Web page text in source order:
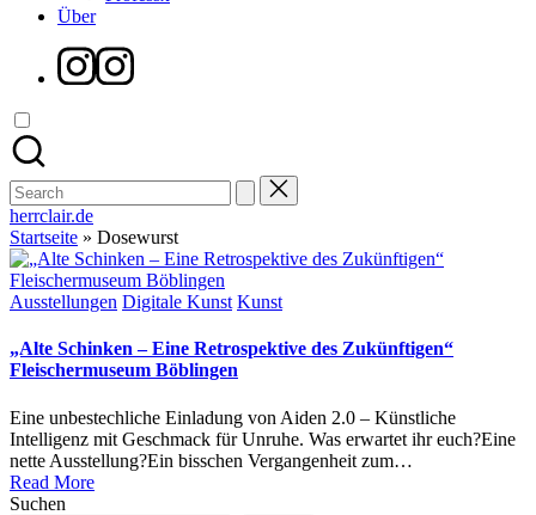
Über
Instagram
Search
for:
herrclair.de
Startseite » Dosewurst
Posted
Ausstellungen Digitale Kunst Kunst
„Alte Schinken – Eine Retrospektive des Zukünftigen“
Fleischermuseum Böblingen
Eine unbestechliche Einladung von Aiden 2.0 – Künstliche
Intelligenz mit Geschmack für Unruhe. Was erwartet ihr euch?Eine
nette Ausstellung?Ein bisschen Vergangenheit zum…
Read More
Suchen